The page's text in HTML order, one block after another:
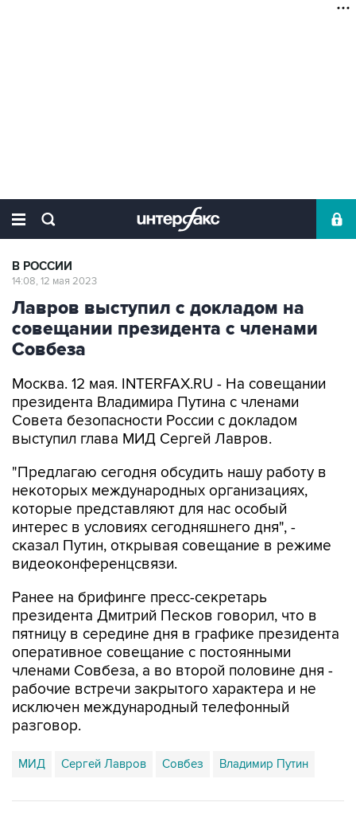
В РОССИИ
14:08, 12 мая 2023
Лавров выступил с докладом на
совещании президента с членами
Совбеза
Москва. 12 мая. INTERFAX.RU - На совещании
президента Владимира Путина с членами
Совета безопасности России с докладом
выступил глава МИД Сергей Лавров.
"Предлагаю сегодня обсудить нашу работу в
некоторых международных организациях,
которые представляют для нас особый
интерес в условиях сегодняшнего дня", -
сказал Путин, открывая совещание в режиме
видеоконференцсвязи.
Ранее на брифинге пресс-секретарь
президента Дмитрий Песков говорил, что в
пятницу в середине дня в графике президента
оперативное совещание с постоянными
членами Совбеза, а во второй половине дня -
рабочие встречи закрытого характера и не
исключен международный телефонный
разговор.
МИД Сергей Лавров Совбез Владимир Путин